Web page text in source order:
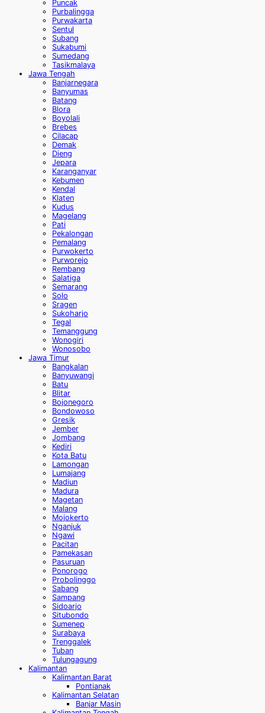
Puncak
Purbalingga
Purwakarta
Sentul
Subang
Sukabumi
Sumedang
Tasikmalaya
Jawa Tengah
Banjarnegara
Banyumas
Batang
Blora
Boyolali
Brebes
Cilacap
Demak
Dieng
Jepara
Karanganyar
Kebumen
Kendal
Klaten
Kudus
Magelang
Pati
Pekalongan
Pemalang
Purwokerto
Purworejo
Rembang
Salatiga
Semarang
Solo
Sragen
Sukoharjo
Tegal
Temanggung
Wonogiri
Wonosobo
Jawa Timur
Bangkalan
Banyuwangi
Batu
Blitar
Bojonegoro
Bondowoso
Gresik
Jember
Jombang
Kediri
Kota Batu
Lamongan
Lumajang
Madiun
Madura
Magetan
Malang
Mojokerto
Nganjuk
Ngawi
Pacitan
Pamekasan
Pasuruan
Ponorogo
Probolinggo
Sabang
Sampang
Sidoarjo
Situbondo
Sumenep
Surabaya
Trenggalek
Tuban
Tulungagung
Kalimantan
Kalimantan Barat
Pontianak
Kalimantan Selatan
Banjar Masin